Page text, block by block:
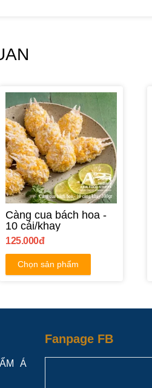
Càng cua bách hoa -
10 cái/khay
125.000đ
Chọn sản phẩm
Á
Fanpage FB